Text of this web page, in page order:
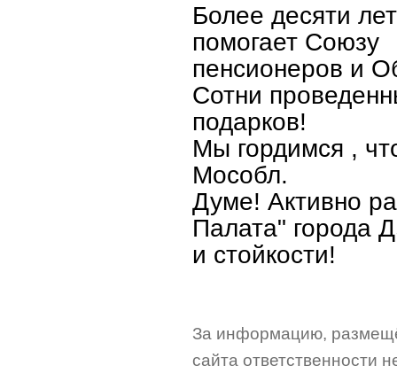
Более десяти
помогает Союзу
пенсионеров и
Сотни
подарков!
Мы гордимся ,
Мособл.
Думе! Активно
Палата" города
и стойкости!
За информацию,
сайта ответственности